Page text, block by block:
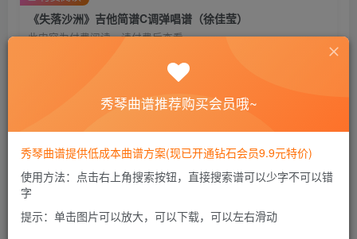
《失落沙洲》吉他简谱C调弹唱谱（徐佳莹）
此内容为付费阅读，请付费后查看
会员专属资源
黄金会员免费 钻石会员
开通会员
秀琴曲谱推荐购买会员哦~
秀琴曲谱提供低成本曲谱方案(现已开通钻石会员9.9元特价)
使用方法：点击右上角搜索按钮，直接搜索谱可以少字不可以错
字
提示：单击图片可以放大，可以下载，可以左右滑动